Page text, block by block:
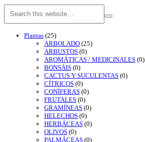
Plantas (25)
ARBOLADO (25)
ARBUSTOS (0)
AROMÁTICAS / MEDICINALES (0)
BONSÁIS (0)
CACTUS Y SUCULENTAS (0)
CÍTRICOS (0)
CONÍFERAS (0)
FRUTALES (0)
GRAMÍNEAS (0)
HELECHOS (0)
HERBÁCEAS (0)
OLIVOS (0)
PALMÁCEAS (0)